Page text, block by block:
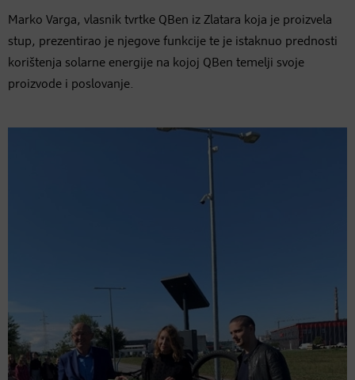
Marko Varga, vlasnik tvrtke QBen iz Zlatara koja je proizvela
stup, prezentirao je njegove funkcije te je istaknuo prednosti
korištenja solarne energije na kojoj QBen temelji svoje
proizvode i poslovanje.